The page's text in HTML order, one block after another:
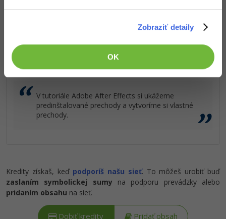
Zobraziť detaily
OK
Popis článku
Požadovaný článok má nasledujúci obsah:
V tutoriále Adobe After Effects si ukážeme
predinštalované prechody a vytvoríme si vlastné
prechody.
Kredity získaš, keď podporíš našu sieť. To môžeš urobiť buď
zaslaním symbolickej sumy na podporu prevádzky alebo
pridaním obsahu na sieť.
Dobiť kredity Pridať obsah